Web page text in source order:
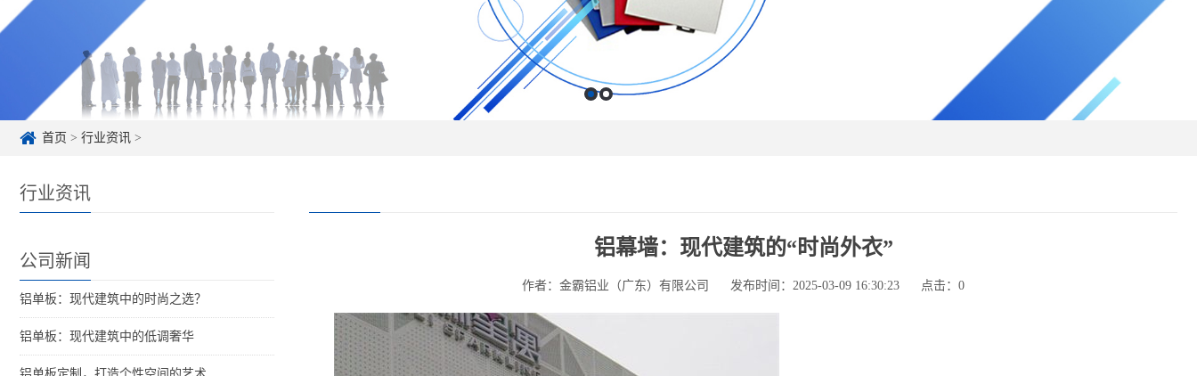
首页 > 行业资讯 >
行业资讯
公司新闻
铝单板：现代建筑中的时尚之选？
铝单板：现代建筑中的低调奢华
铝幕墙：现代建筑的“时尚外衣”
作者：金霸铝业（广东）有限公司 发布时间：2025-03-09 16:30:23 点击： 0